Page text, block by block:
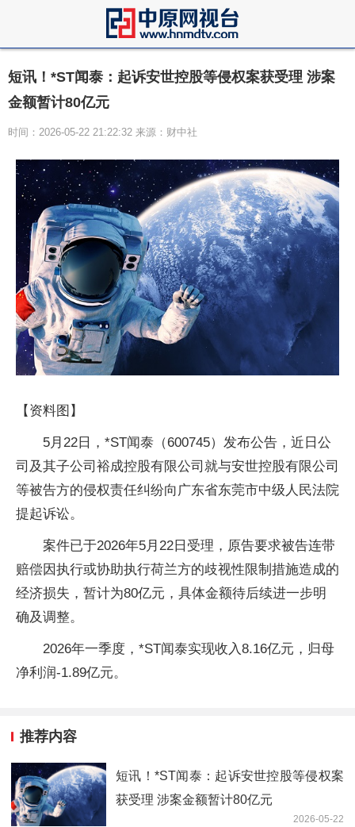
短讯！*ST闻泰：起诉安世控股等侵权案获受理 涉案
金额暂计80亿元
时间：2026-05-22 21:22:32 来源：财中社
【资料图】
5月22日，*ST闻泰（600745）发布公告，近日公
司及其子公司裕成控股有限公司就与安世控股有限公司
等被告方的侵权责任纠纷向广东省东莞市中级人民法院
提起诉讼。
案件已于2026年5月22日受理，原告要求被告连带
赔偿因执行或协助执行荷兰方的歧视性限制措施造成的
经济损失，暂计为80亿元，具体金额待后续进一步明
确及调整。
2026年一季度，*ST闻泰实现收入8.16亿元，归母
净利润-1.89亿元。
推荐内容
短讯！*ST闻泰：起诉安世控股等侵权案
获受理 涉案金额暂计80亿元
2026-05-22